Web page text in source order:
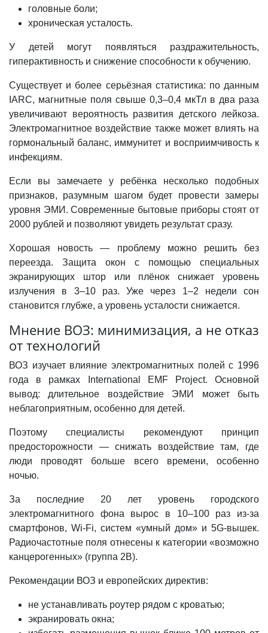
головные боли;
хроническая усталость.
У детей могут появляться раздражительность,
гиперактивность и снижение способности к обучению.
Существует и более серьёзная статистика: по данным
IARC, магнитные поля свыше 0,3–0,4 мкТл в два раза
увеличивают вероятность развития детского лейкоза.
Электромагнитное воздействие также может влиять на
гормональный баланс, иммунитет и восприимчивость к
инфекциям.
Если вы замечаете у ребёнка несколько подобных
признаков, разумным шагом будет провести замеры
уровня ЭМИ. Современные бытовые приборы стоят от
2000 рублей и позволяют увидеть результат сразу.
Хорошая новость — проблему можно решить без
переезда. Защита окон с помощью специальных
экранирующих штор или плёнок снижает уровень
излучения в 3–10 раз. Уже через 1–2 недели сон
становится глубже, а уровень усталости снижается.
Мнение ВОЗ: минимизация, а не отказ
от технологий
ВОЗ изучает влияние электромагнитных полей с 1996
года в рамках International EMF Project. Основной
вывод: длительное воздействие ЭМИ может быть
неблагоприятным, особенно для детей.
Поэтому специалисты рекомендуют принцип
предосторожности — снижать воздействие там, где
люди проводят больше всего времени, особенно
ночью.
За последние 20 лет уровень городского
электромагнитного фона вырос в 10–100 раз из-за
смартфонов, Wi-Fi, систем «умный дом» и 5G-вышек.
Радиочастотные поля отнесены к категории «возможно
канцерогенных» (группа 2B).
Рекомендации ВОЗ и европейских директив:
не устанавливать роутер рядом с кроватью;
экранировать окна;